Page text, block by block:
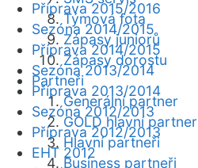
Týmová fota
Zápasy juniorů
Zápasy dorostu
Partneři
Generální partner
GOLD hlavní partner
Hlavní partneři
Business partneři
Příprava 2015/2016
Sezóna 2014/2015
Příprava 2014/2015
Sezóna 2013/2014
Příprava 2013/2014
Sezóna 2012/2013
Příprava 2012/2013
EHT 2012